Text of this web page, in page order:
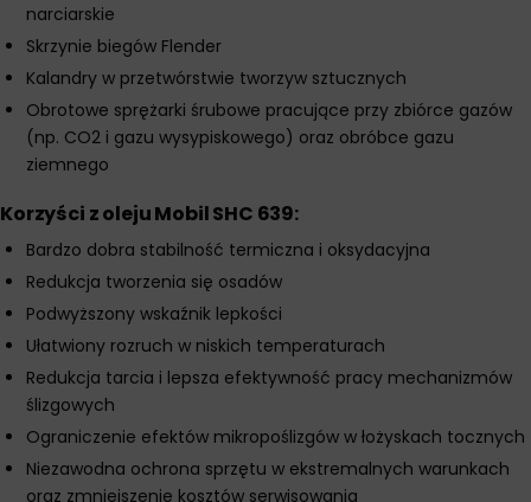
narciarskie
Skrzynie biegów Flender
Kalandry w przetwórstwie tworzyw sztucznych
Obrotowe sprężarki śrubowe pracujące przy zbiórce gazów
(np. CO2 i gazu wysypiskowego) oraz obróbce gazu
ziemnego
Korzyści z oleju Mobil SHC 639:
Bardzo dobra stabilność termiczna i oksydacyjna
Redukcja tworzenia się osadów
Podwyższony wskaźnik lepkości
Ułatwiony rozruch w niskich temperaturach
Redukcja tarcia i lepsza efektywność pracy mechanizmów
ślizgowych
Ograniczenie efektów mikropoślizgów w łożyskach tocznych
Niezawodna ochrona sprzętu w ekstremalnych warunkach
oraz zmniejszenie kosztów serwisowania